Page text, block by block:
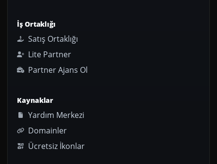
İş Ortaklığı
Satış Ortaklığı
Lite Partner
Partner Ajans Ol
Kaynaklar
Yardım Merkezi
Domainler
Ücretsiz İkonlar